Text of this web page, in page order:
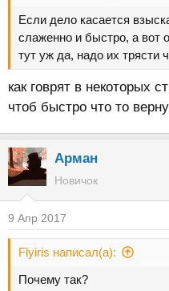
Если дело касается
слаженно и быстро, а вот
тут уж да, надо их трясти
как говрят в некоторых
чтоб быстро что то
Арман
Новичок
9 Апр 2017
Flyiris написал(а):
Почему так?